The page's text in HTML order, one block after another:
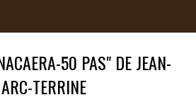
50 PAS" DE JEAN-
TERRINE